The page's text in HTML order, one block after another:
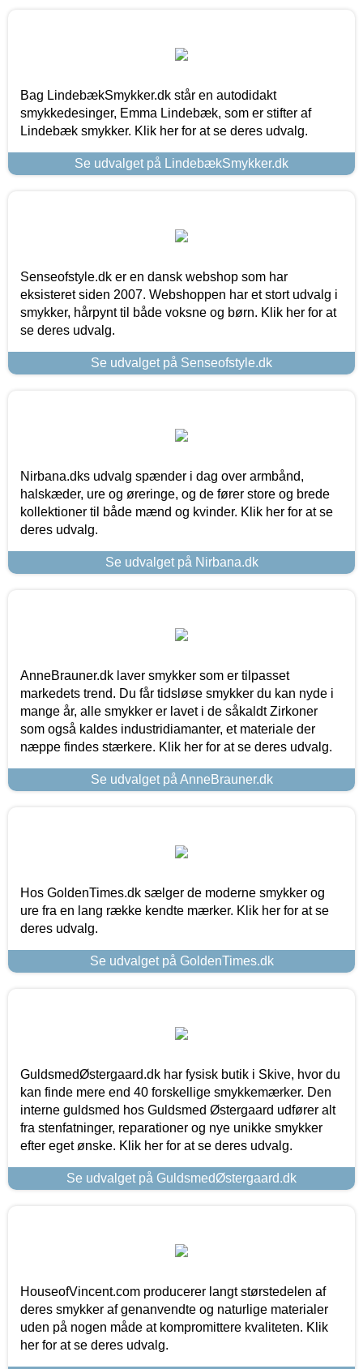
Bag LindebækSmykker.dk står en autodidakt
smykkedesinger, Emma Lindebæk, som er stifter af
Lindebæk smykker. Klik her for at se deres udvalg.
Se udvalget på LindebækSmykker.dk
Senseofstyle.dk er en dansk webshop som har
eksisteret siden 2007. Webshoppen har et stort udvalg i
smykker, hårpynt til både voksne og børn. Klik her for at
se deres udvalg.
Se udvalget på Senseofstyle.dk
Nirbana.dks udvalg spænder i dag over armbånd,
halskæder, ure og øreringe, og de fører store og brede
kollektioner til både mænd og kvinder. Klik her for at se
deres udvalg.
Se udvalget på Nirbana.dk
AnneBrauner.dk laver smykker som er tilpasset
markedets trend. Du får tidsløse smykker du kan nyde i
mange år, alle smykker er lavet i de såkaldt Zirkoner
som også kaldes industridiamanter, et materiale der
næppe findes stærkere. Klik her for at se deres udvalg.
Se udvalget på AnneBrauner.dk
Hos GoldenTimes.dk sælger de moderne smykker og
ure fra en lang række kendte mærker. Klik her for at se
deres udvalg.
Se udvalget på GoldenTimes.dk
GuldsmedØstergaard.dk har fysisk butik i Skive, hvor du
kan finde mere end 40 forskellige smykkemærker. Den
interne guldsmed hos Guldsmed Østergaard udfører alt
fra stenfatninger, reparationer og nye unikke smykker
efter eget ønske. Klik her for at se deres udvalg.
Se udvalget på GuldsmedØstergaard.dk
HouseofVincent.com producerer langt størstedelen af
deres smykker af genanvendte og naturlige materialer
uden på nogen måde at kompromittere kvaliteten. Klik
her for at se deres udvalg.